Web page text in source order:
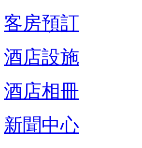
客房預訂
酒店設施
酒店相冊
新聞中心